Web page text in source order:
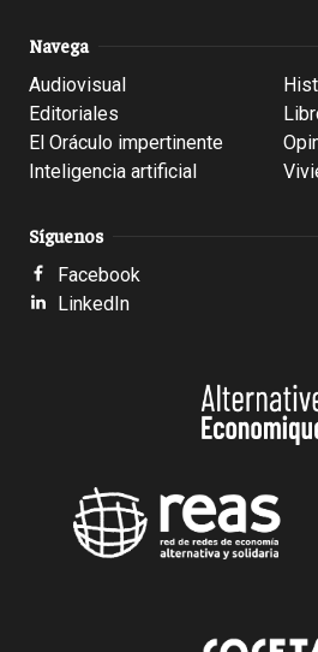
Navega
Audiovisual
Editoriales
El Oráculo impertinente
Inteligencia artificial
Síguenos
Facebook
LinkedIn